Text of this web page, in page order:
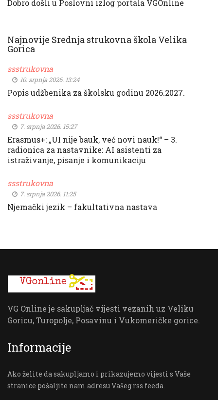
Dobro došli u Poslovni izlog portala VGOnline
Najnovije Srednja strukovna škola Velika
Gorica
ssstrukovna
10. srpnja 2026. 13:24
Popis udžbenika za školsku godinu 2026.2027.
ssstrukovna
7. srpnja 2026. 15:27
Erasmus+: „UI nije bauk, već novi nauk!“ – 3.
radionica za nastavnike: AI asistenti za
istraživanje, pisanje i komunikaciju
ssstrukovna
7. srpnja 2026. 11:25
Njemački jezik – fakultativna nastava
VG Online je sakupljač vijesti vezanih uz Veliku
Goricu, Turopolje, Posavinu i Vukomeričke gorice.
Informacije
Ako želite da sakupljamo i prikazujemo vijesti s Vaše
stranice pošaljite nam adresu Vašeg rss feeda.